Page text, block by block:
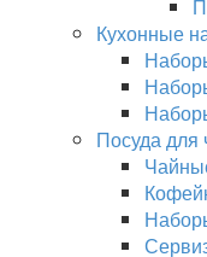
Кухонные
Посуда для